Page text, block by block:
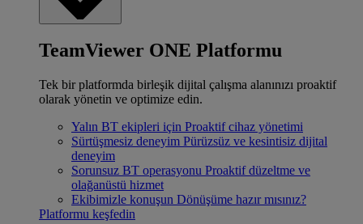
TeamViewer ONE Platformu
Tek bir platformda birleşik dijital çalışma alanınızı proaktif
olarak yönetin ve optimize edin.
Yalın BT ekipleri için Proaktif cihaz yönetimi
Sürtüşmesiz deneyim Pürüzsüz ve kesintisiz dijital
deneyim
Sorunsuz BT operasyonu Proaktif düzeltme ve
olağanüstü hizmet
Ekibimizle konuşun Dönüşüme hazır mısınız?
Platformu keşfedin